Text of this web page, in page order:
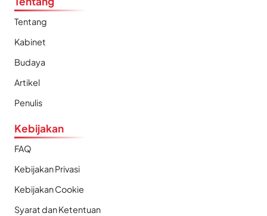
Tentang
Kabinet
Budaya
Artikel
Penulis
Kebijakan
FAQ
Kebijakan Privasi
Kebijakan Cookie
Syarat dan Ketentuan